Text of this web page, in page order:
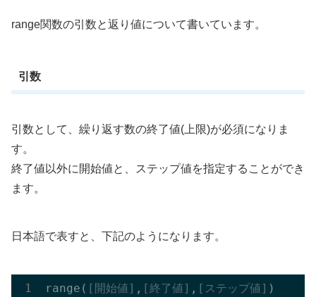
range関数の引数と返り値について書いています。
引数
引数として、繰り返す数の終了値(上限)が必須になりま
す。
終了値以外に開始値と、ステップ値を指定することができ
ます。
日本語で表すと、下記のようになります。
range( [開始値] , [終了値] , [ステップ値]